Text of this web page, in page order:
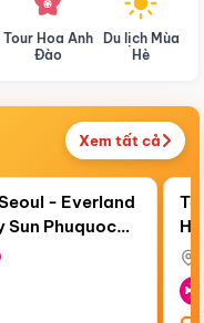
Tour Hoa Anh
Đào
Du lịch Mùa
Hè
Xem tất cả
Điểm nổi bật
- Everland
Sun Phuquoc